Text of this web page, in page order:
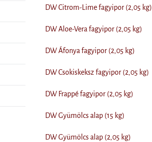
DW Citrom-Lime fagyipor (2,05 kg)
DW Aloe-Vera fagyipor (2,05 kg)
DW Áfonya fagyipor (2,05 kg)
DW Csokiskeksz fagyipor (2,05 kg)
DW Frappé fagyipor (2,05 kg)
DW Gyümölcs alap (15 kg)
DW Gyümölcs alap (2,05 kg)